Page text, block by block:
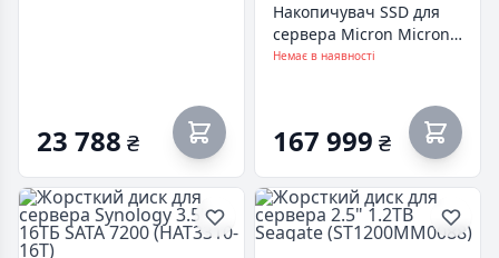
23 788 ₴
Накопичувач SSD для
сервера Micron Micron
7450 PRO 15360GB
649528926265
1BC1ZABYYR)
Немає в наявності
167 999 ₴